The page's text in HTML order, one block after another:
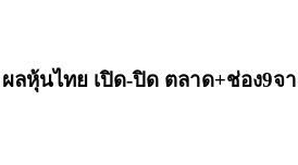
ผลหุ้นไทย เปิด-ปิด ตลาด+ช่อง9จ